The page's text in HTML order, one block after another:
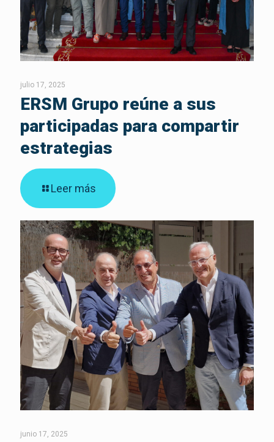
julio 17, 2025
ERSM Grupo reúne a sus
participadas para compartir
estrategias
Leer más
junio 17, 2025